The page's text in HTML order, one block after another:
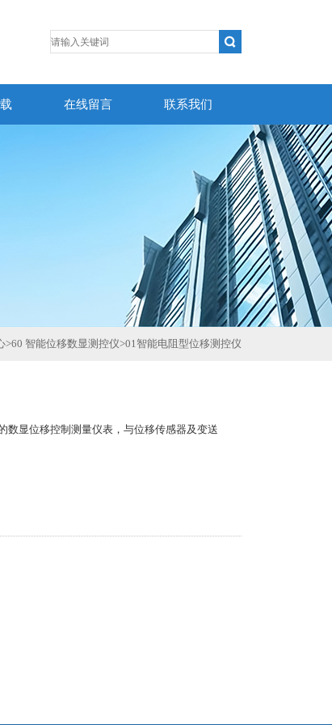
在线留言 联系我们
>60 智能位移数显测控仪>01智能电阻型位移测控仪
数显位移控制测量仪表，与位移传感器及变送